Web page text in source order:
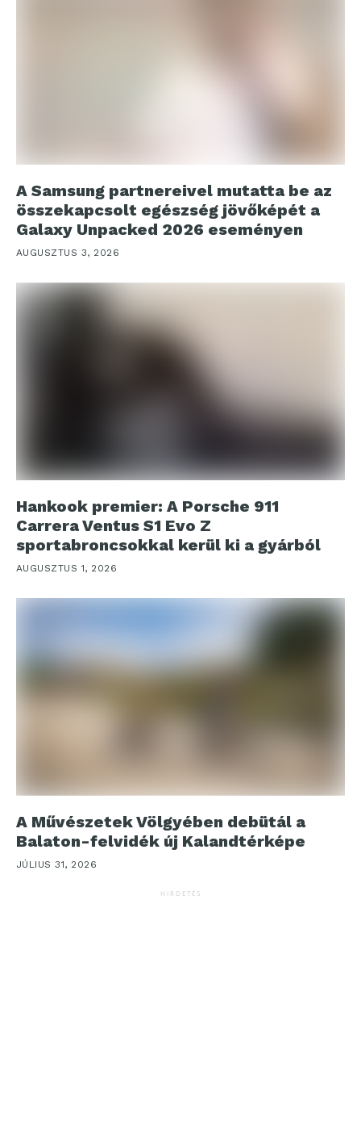
A Samsung partnereivel mutatta be az
összekapcsolt egészség jövőképét a
Galaxy Unpacked 2026 eseményen
AUGUSZTUS 3, 2026
Hankook premier: A Porsche 911
Carrera Ventus S1 Evo Z
sportabroncsokkal kerül ki a gyárból
AUGUSZTUS 1, 2026
A Művészetek Völgyében debütál a
Balaton-felvidék új Kalandtérképe
JÚLIUS 31, 2026
HIRDETÉS